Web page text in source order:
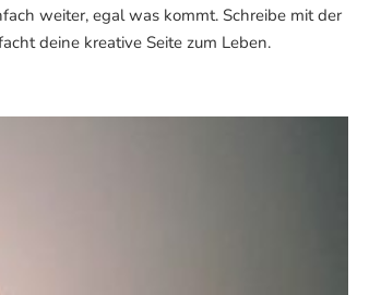
weiter, egal was kommt. Schreibe mit der
deine kreative Seite zum Leben.